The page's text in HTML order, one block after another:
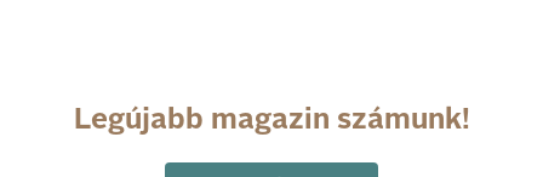
Legújabb magazin számunk!